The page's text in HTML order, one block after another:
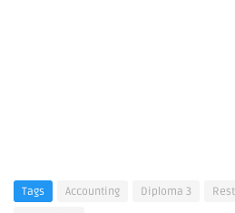
Tags Accounting Diploma 3